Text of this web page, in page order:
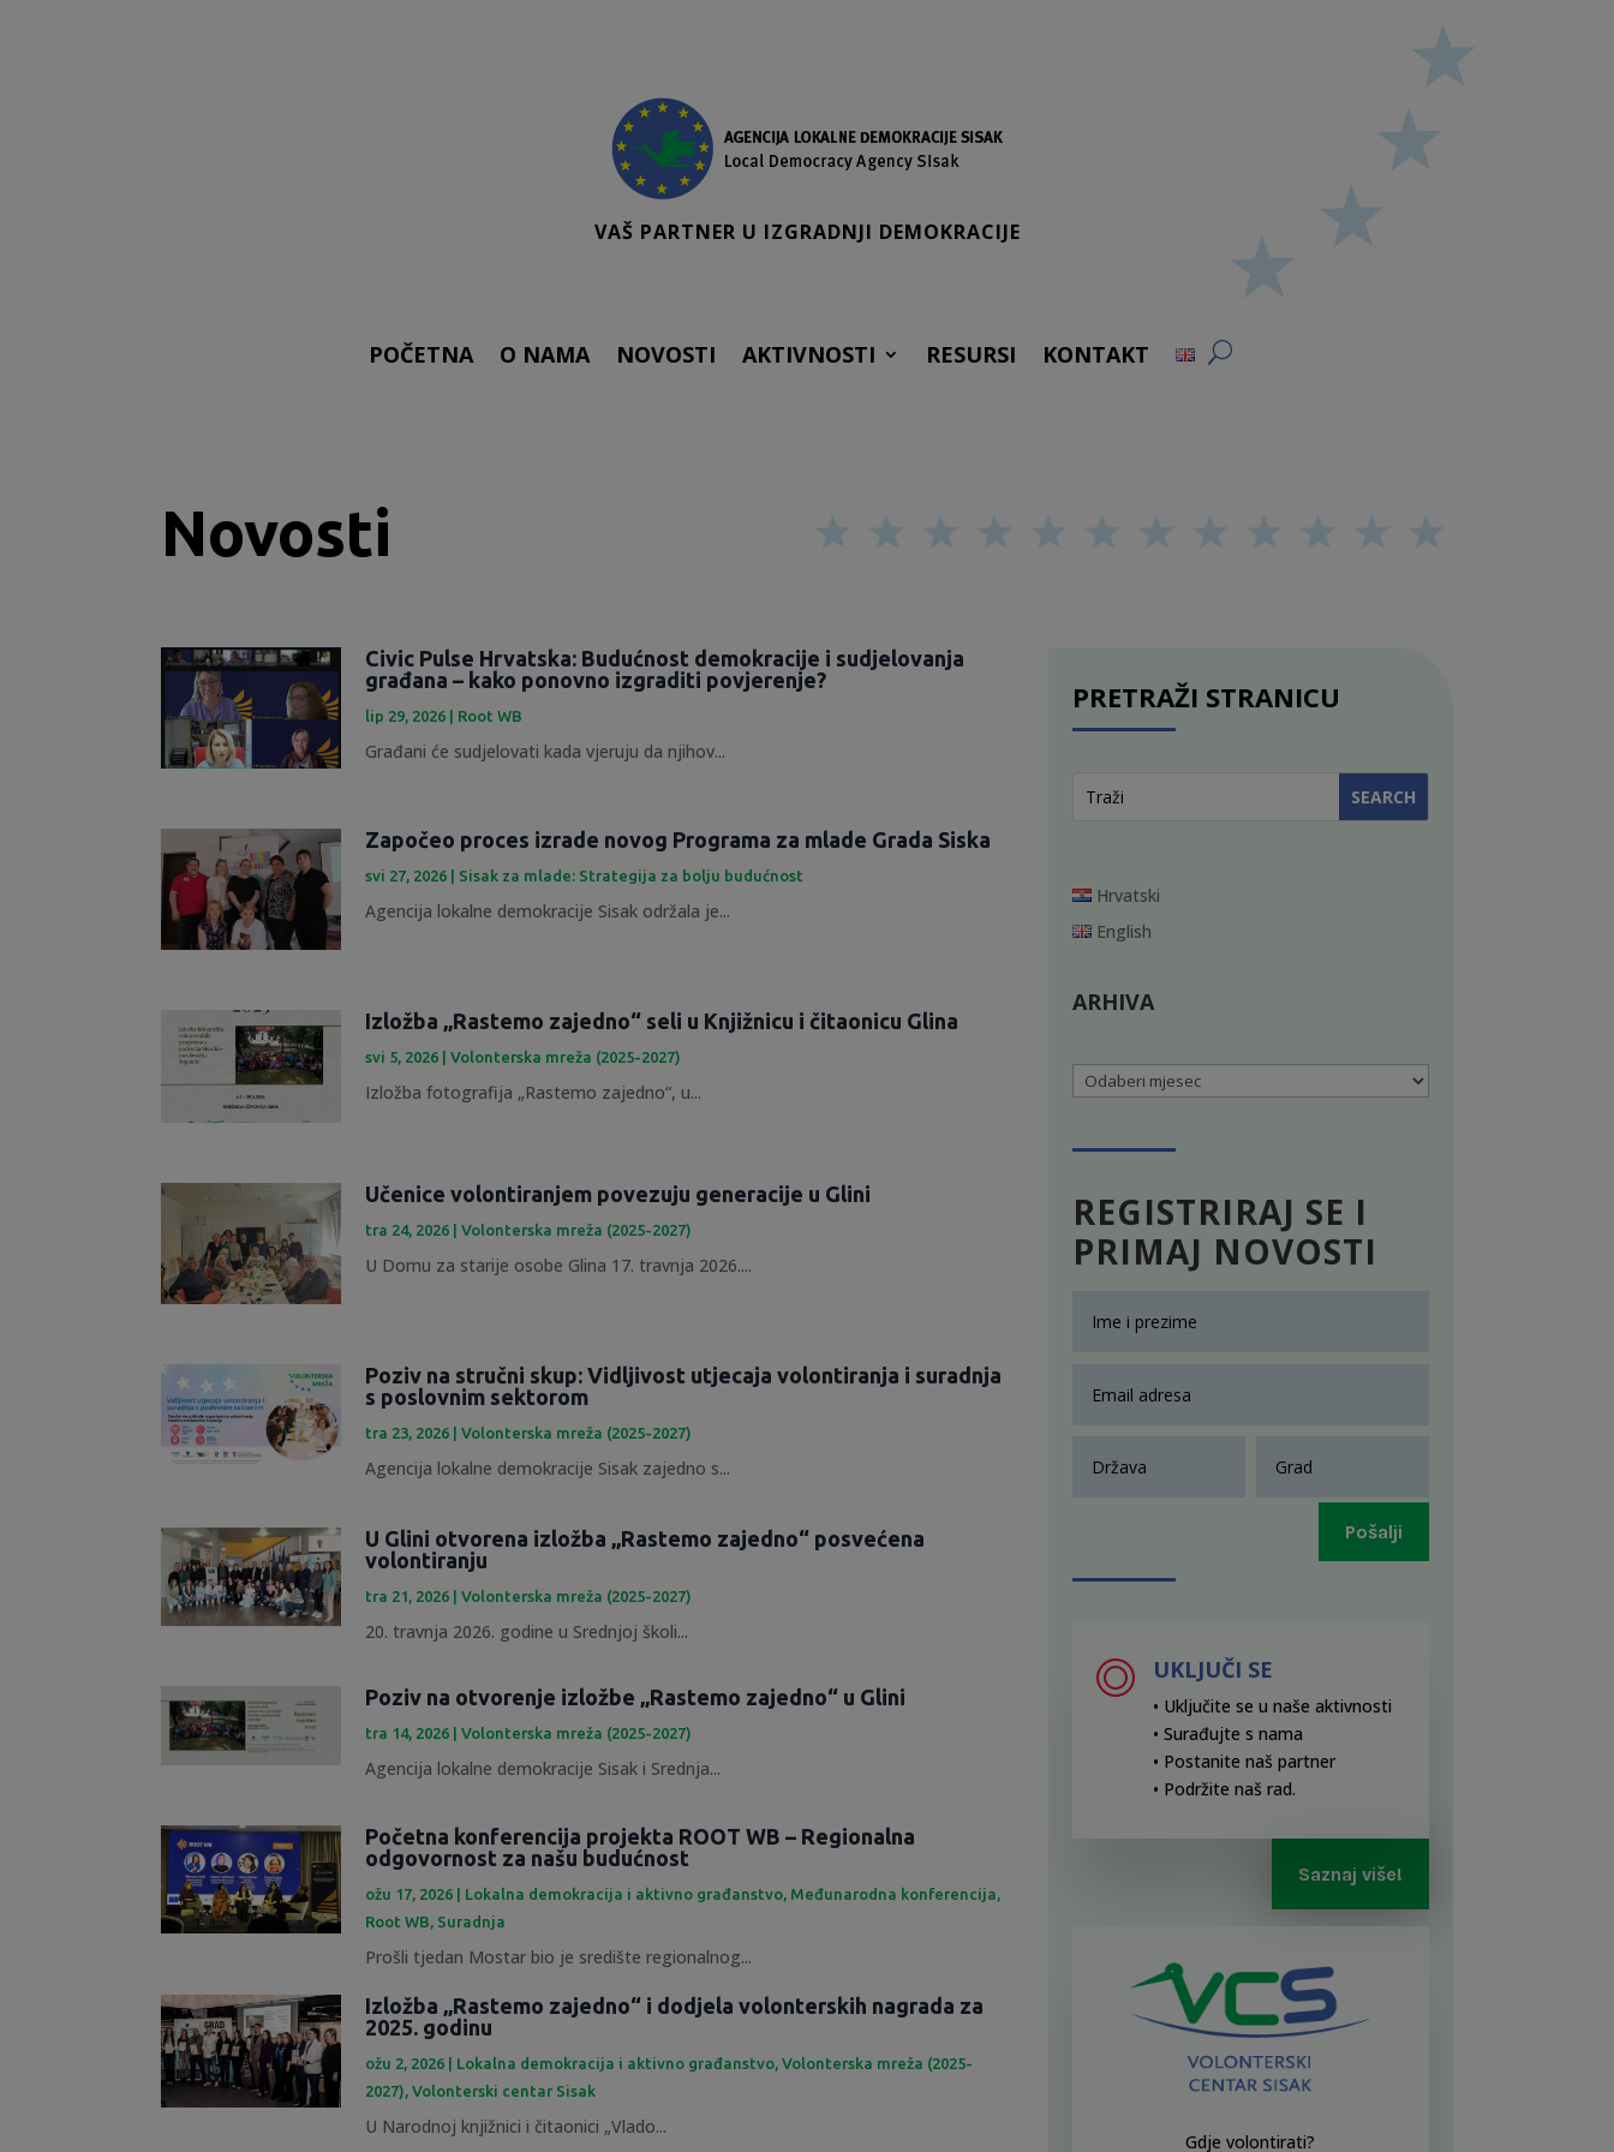
VAŠ PARTNER U IZGRADNJI DEMOKRACIJE
POČETNA O NAMA NOVOSTI AKTIVNOSTI RESURSI KONTAKT
Novosti
Civic Pulse Hrvatska: Budućnost demokracije i sudjelovanja
građana – kako ponovno izgraditi povjerenje?
lip 29, 2026 | Root WB
Građani će sudjelovati kada vjeruju da njihov...
Započeo proces izrade novog Programa za mlade Grada Siska
svi 27, 2026 | Sisak za mlade: Strategija za bolju budućnost
Agencija lokalne demokracije Sisak održala je...
Izložba „Rastemo zajedno“ seli u Knjižnicu i čitaonicu Glina
svi 5, 2026 |Volonterska mreža (2025-2027)
Izložba fotografija „Rastemo zajedno“, u...
Učenice volontiranjem povezuju generacije u Glini
tra 24, 2026 |Volonterska mreža (2025-2027)
U Domu za starije osobe Glina 17. travnja 2026....
Poziv na stručni skup: Vidljivost utjecaja volontiranja i suradnja
s poslovnim sektorom
tra 23, 2026 |Volonterska mreža (2025-2027)
Agencija lokalne demokracije Sisak zajedno s...
U Glini otvorena izložba „Rastemo zajedno“ posvećena
volontiranju
tra 21, 2026 |Volonterska mreža (2025-2027)
20. travnja 2026. godine u Srednjoj školi...
Poziv na otvorenje izložbe „Rastemo zajedno“ u Glini
tra 14, 2026 |Volonterska mreža (2025-2027)
Agencija lokalne demokracije Sisak i Srednja...
Početna konferencija projekta ROOT WB – Regionalna
odgovornost za našu budućnost
ožu 17, 2026 | Lokalna demokracija i aktivno građanstvo Međunarodna konferencija
Root WB Suradnja
Prošli tjedan Mostar bio je središte regionalnog...
Izložba „Rastemo zajedno“ i dodjela volonterskih nagrada za
2025. godinu
ožu 2, 2026 | Lokalna demokracija i aktivno građanstvo ,Volonterska mreža (2025-
2027) ,Volonterski centar Sisak
U Narodnoj knjižnici i čitaonici „Vlado...
PRETRAŽI STRANICU
Hrvatski
English
ARHIVA
Arhiva
REGISTRIRAJ SE I
PRIMAJ NOVOSTI
Pošalji
UKLJUČI SE
• Uključite se u naše aktivnosti
• Surađujte s nama
• Postanite naš partner
• Podržite naš rad.
Saznaj više!
Gdje volontirati?